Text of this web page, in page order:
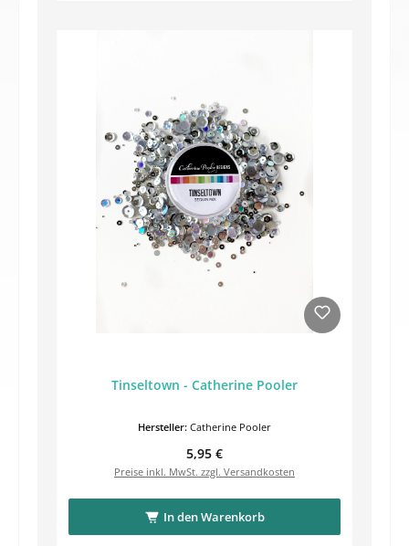
Tinseltown - Catherine Pooler
Hersteller: Catherine Pooler
Regulärer Preis:
5,95 €
Preise inkl. MwSt. zzgl. Versandkosten
In den Warenkorb